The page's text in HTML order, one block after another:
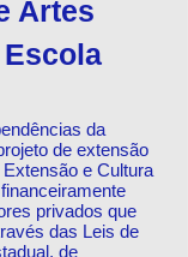
Artes
da
de extensão
e Cultura
privados que
das Leis de
de